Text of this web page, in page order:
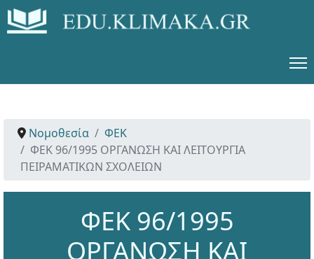
Νομοθεσία
ΦΕΚ
ΦΕΚ 96/1995 ΟΡΓΑΝΩΣΗ ΚΑΙ ΛΕΙΤΟΥΡΓΙΑ
ΠΕΙΡΑΜΑΤΙΚΩΝ ΣΧΟΛΕΙΩΝ
ΦΕΚ 96/1995
ΟΡΓΑΝΩΣΗ ΚΑΙ